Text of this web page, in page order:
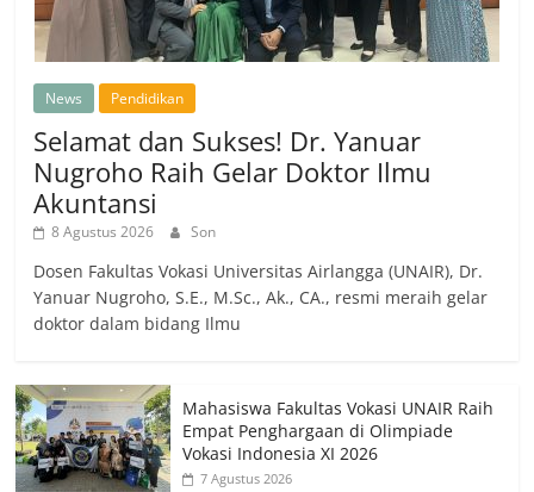
News Pendidikan
Selamat dan Sukses! Dr. Yanuar
Nugroho Raih Gelar Doktor Ilmu
Akuntansi
8 Agustus 2026 Son
Dosen Fakultas Vokasi Universitas Airlangga (UNAIR), Dr.
Yanuar Nugroho, S.E., M.Sc., Ak., CA., resmi meraih gelar
doktor dalam bidang Ilmu
Mahasiswa Fakultas Vokasi UNAIR Raih
Empat Penghargaan di Olimpiade
Vokasi Indonesia XI 2026
7 Agustus 2026